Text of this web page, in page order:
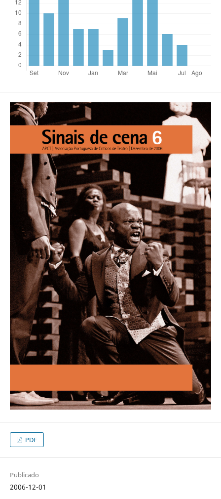
PDF
Publicado
2006-12-01